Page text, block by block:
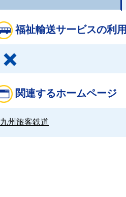
福祉輸送サービスの利用
関連するホームページ
九州旅客鉄道